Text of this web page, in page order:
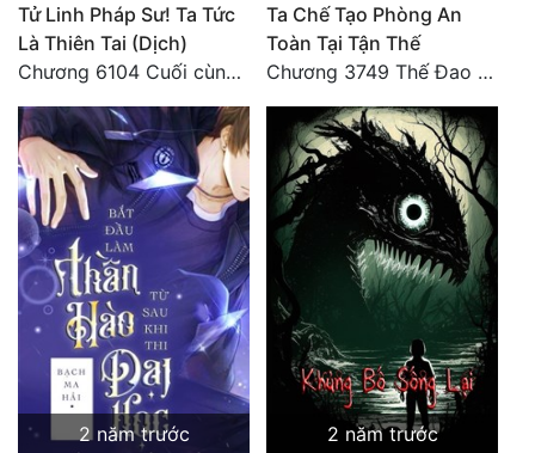
Tiên Hiệp
Trinh Thám
Triều Đấu
Trùng Sinh
Trọng Sinh
Tu Chân
Tội Phạm
Vô Địch
Tử Linh Pháp Sư! Ta Tức
Là Thiên Tai (Dịch)
Chương 6104 Cuối cùng (HẾT)
Ta Chế Tạo Phòng An
Toàn Tại Tận Thế
Chương 3749 Thế Đao xuất kích
2 năm trước
2 năm trước